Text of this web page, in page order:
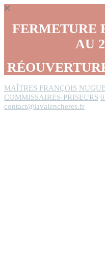
FERMETURE
AU
MAÎTRES FRANÇOIS
COMMISSAIRES-PRISEURS
contact@lavalencheres.fr
Panneau de gestion des cookies